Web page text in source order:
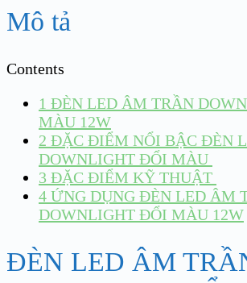
Mô tả
Contents
1 ĐÈN LED ÂM TRẦN
MÀU 12W
2 ĐẶC ĐIỂM NỔI BẬC ĐÈN
DOWNLIGHT ĐỔI MÀU
3 ĐẶC ĐIỂM KỸ THUẬT
4 ỨNG DỤNG ĐÈN LED ÂM
DOWNLIGHT ĐỔI MÀU 12W
ĐÈN LED ÂM